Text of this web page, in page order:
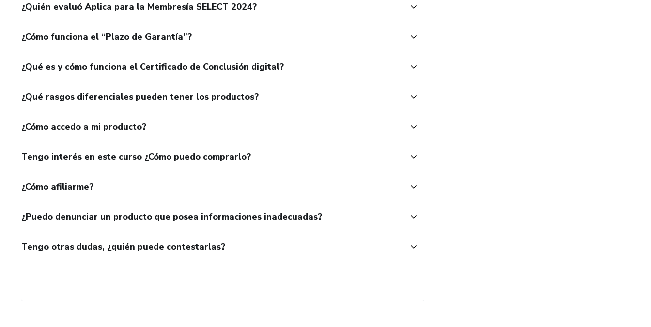
¿Quién evaluó Aplica para la Membresía SELECT 2024?
¿Cómo funciona el “Plazo de Garantía”?
¿Qué es y cómo funciona el Certificado de Conclusión digital?
¿Qué rasgos diferenciales pueden tener los productos?
¿Cómo accedo a mi producto?
Tengo interés en este curso ¿Cómo puedo comprarlo?
¿Cómo afiliarme?
¿Puedo denunciar un producto que posea informaciones inadecuadas?
Tengo otras dudas, ¿quién puede contestarlas?